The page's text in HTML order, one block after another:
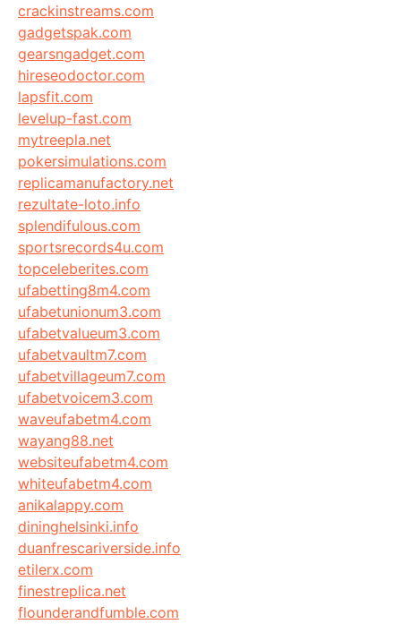
crackinstreams.com
gadgetspak.com
gearsngadget.com
hireseodoctor.com
lapsfit.com
levelup-fast.com
mytreepla.net
pokersimulations.com
replicamanufactory.net
rezultate-loto.info
splendifulous.com
sportsrecords4u.com
topceleberites.com
ufabetting8m4.com
ufabetunionum3.com
ufabetvalueum3.com
ufabetvaultm7.com
ufabetvillageum7.com
ufabetvoicem3.com
waveufabetm4.com
wayang88.net
websiteufabetm4.com
whiteufabetm4.com
anikalappy.com
dininghelsinki.info
duanfrescariverside.info
etilerx.com
finestreplica.net
flounderandfumble.com